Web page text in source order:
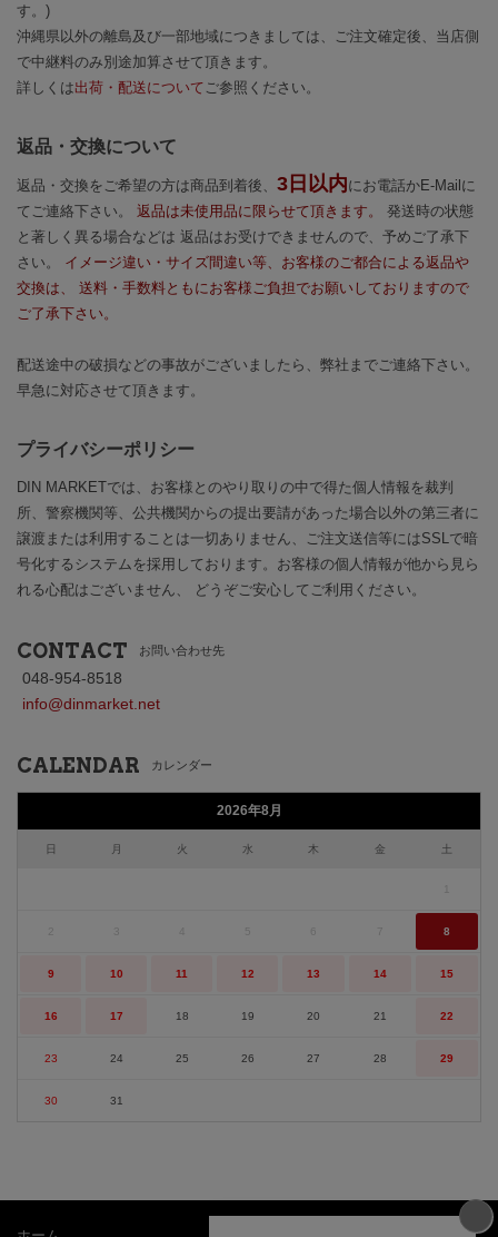
す。)
沖縄県以外の離島及び一部地域につきましては、ご注文確定後、当店側
で中継料のみ別途加算させて頂きます。
詳しくは出荷・配送について ご参照ください。
返品・交換について
返品・交換をご希望の方は商品到着後、 3日以内にお電話かE-Mailに
てご連絡下さい。 返品は未使用品に限らせて頂きます。
発送時の状態
と著しく異る場合などは 返品はお受けできませんので、予めご了承下
さい。 イメージ違い・サイズ間違い等、お客様のご都合による返品や
交換は、 送料・手数料ともにお客様ご負担でお願いしておりますので
ご了承下さい。
配送途中の破損などの事故がございましたら、弊社までご連絡下さい。
早急に対応させて頂きます。
プライバシーポリシー
DIN MARKETでは、お客様とのやり取りの中で得た個人情報を裁判
所、警察機関等、公共機関からの提出要請があった場合以外の第三者に
譲渡または利用することは一切ありません、ご注文送信等にはSSLで暗
号化するシステムを採用しております。お客様の個人情報が他から見ら
れる心配はございません、 どうぞご安心してご利用ください。
CONTACT お問い合わせ先
048-954-8518
info@dinmarket.net
CALENDAR カレンダー
2026年8月
日 月 火 水 木 金 土
5 7 8
9 10 11 12 13 14 15
16 17 18 19 20 21 22
23 24 25 26 27 28 29
30 31